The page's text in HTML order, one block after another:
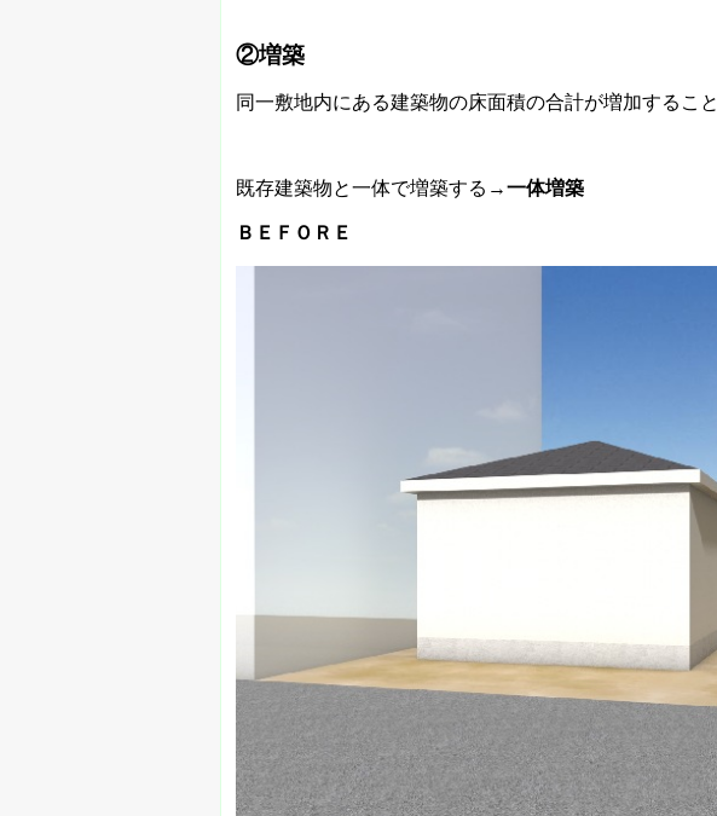
②増築
同一敷地内にある建築物の床面積の合計が増加すること
既存建築物と一体で増築する→一体増築
ＢＥＦＯＲＥ